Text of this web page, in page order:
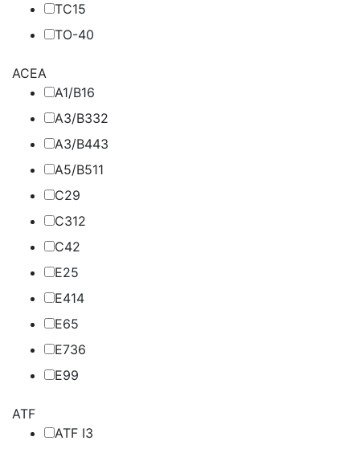
TC15
TO-40
ACEA
A1/B16
A3/B332
A3/B443
A5/B511
C29
C312
C42
E25
E414
E65
E736
E99
ATF
ATF I3